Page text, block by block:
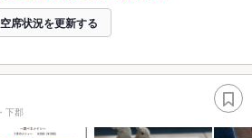
空席状況を更新する
下郡